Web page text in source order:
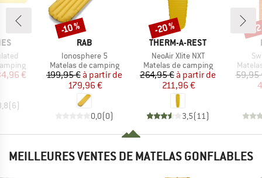
réduit
€
(6)
MARQUE
RAB
Article
Ionosphere 5
Product group
Matelas de camping
Prix
199,95 € Prix réduit
à partir de
179,96 €
0,0(0)
Remise
-10 %
MARQUE
THERM-A-REST
Article
NeoAir Xlite NXT
Product group
Matelas de camping
Prix
264,95 € Prix réduit
à partir de
211,96 €
3,5(11 )
Remise
-20 %
59,95
-
MEILLEURES VENTES DE MATELAS GONFLABLES